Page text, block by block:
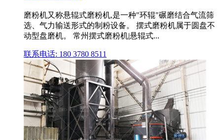
磨粉机又称悬辊式磨粉机,是一种"环辊"碾磨结合气流筛
选、气力输送形式的制粉设备。 摆式磨粉机属于圆盘不
动型盘磨机。 常州摆式磨粉机|悬辊式...
联系电话: 180 3780 8511